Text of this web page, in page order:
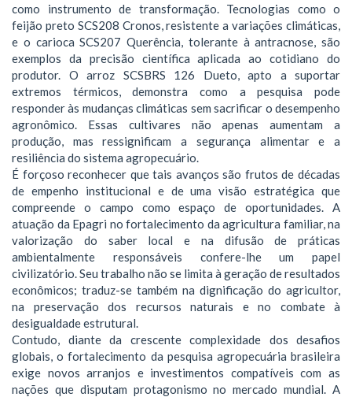
como instrumento de transformação. Tecnologias como o
feijão preto SCS208 Cronos, resistente a variações climáticas,
e o carioca SCS207 Querência, tolerante à antracnose, são
exemplos da precisão científica aplicada ao cotidiano do
produtor. O arroz SCSBRS 126 Dueto, apto a suportar
extremos térmicos, demonstra como a pesquisa pode
responder às mudanças climáticas sem sacrificar o desempenho
agronômico. Essas cultivares não apenas aumentam a
produção, mas ressignificam a segurança alimentar e a
resiliência do sistema agropecuário.
É forçoso reconhecer que tais avanços são frutos de décadas
de empenho institucional e de uma visão estratégica que
compreende o campo como espaço de oportunidades. A
atuação da Epagri no fortalecimento da agricultura familiar, na
valorização do saber local e na difusão de práticas
ambientalmente responsáveis confere-lhe um papel
civilizatório. Seu trabalho não se limita à geração de resultados
econômicos; traduz-se também na dignificação do agricultor,
na preservação dos recursos naturais e no combate à
desigualdade estrutural.
Contudo, diante da crescente complexidade dos desafios
globais, o fortalecimento da pesquisa agropecuária brasileira
exige novos arranjos e investimentos compatíveis com as
nações que disputam protagonismo no mercado mundial. A